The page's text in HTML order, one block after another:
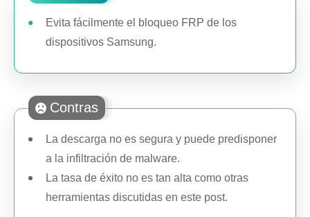
Evita fácilmente el bloqueo FRP de los
dispositivos Samsung.
Contras
La descarga no es segura y puede predisponer
a la infiltración de malware.
La tasa de éxito no es tan alta como otras
herramientas discutidas en este post.